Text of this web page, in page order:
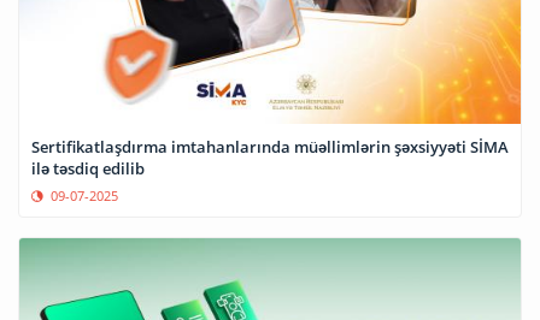
Sertifikatlaşdırma imtahanlarında müəllimlərin şəxsiyyəti SİMA
ilə təsdiq edilib
09-07-2025